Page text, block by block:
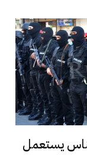
يستعمل